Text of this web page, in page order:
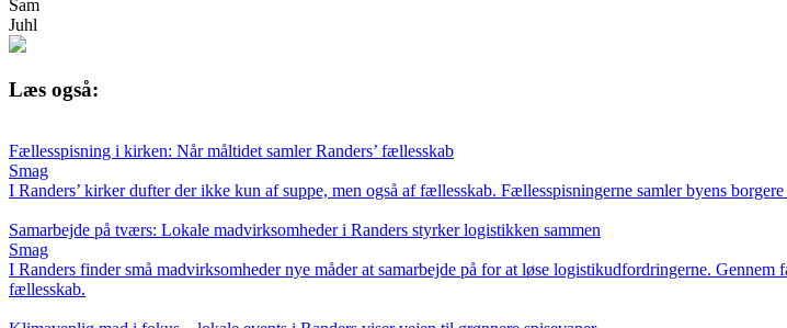
Sam
Juhl
Læs også:
Fællesspisning i kirken: Når måltidet samler Randers’ fællesskab
Smag
I Randers’ kirker dufter der ikke kun af suppe, men også af fællesskab. Fællesspisningerne samler byens
Samarbejde på tværs: Lokale madvirksomheder i Randers styrker logistikken sammen
Smag
I Randers finder små madvirksomheder nye måder at samarbejde på for at løse logistikudfordringerne.
fællesskab.